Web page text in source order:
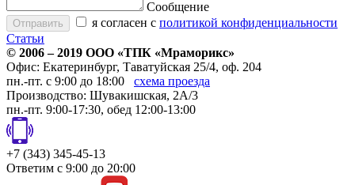
Сообщение
я согласен с политикой конфиденциальности
Статьи
© 2006 – 2019 ООО «ТПК «Мраморикс»
Офис: Екатеринбург, Таватуйская 25/4, оф. 204
пн.-пт. с 9:00 до 18:00 схема проезда
Производство: Шувакишская, 2А/3
пн.-пт. 9:00-17:30, обед 12:00-13:00
+7 (343) 345-45-13
Ответим с 9:00 до 20:00